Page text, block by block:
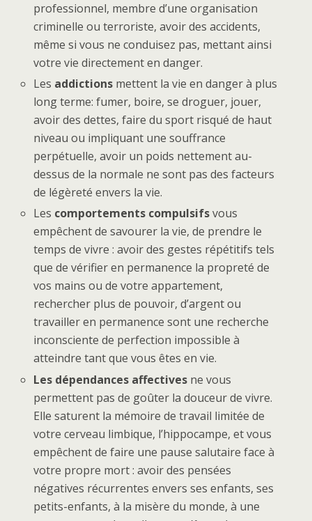
professionnel, membre d’une organisation
criminelle ou terroriste, avoir des accidents,
même si vous ne conduisez pas, mettant ainsi
votre vie directement en danger.
Les addictions mettent la vie en danger à plus
long terme: fumer, boire, se droguer, jouer,
avoir des dettes, faire du sport risqué de haut
niveau ou impliquant une souffrance
perpétuelle, avoir un poids nettement au-
dessus de la normale ne sont pas des facteurs
de légèreté envers la vie.
Les comportements compulsifsvous
empêchent de savourer la vie, de prendre le
temps de vivre : avoir des gestes répétitifs tels
que de vérifier en permanence la propreté de
vos mains ou de votre appartement,
rechercher plus de pouvoir, d’argent ou
travailler en permanence sont une recherche
inconsciente de perfection impossible à
atteindre tant que vous êtes en vie.
Les dépendances affectives ne vous
permettent pas de goûter la douceur de vivre.
Elle saturent la mémoire de travail limitée de
votre cerveau limbique, l’hippocampe, et vous
empêchent de faire une pause salutaire face à
votre propre mort : avoir des pensées
négatives récurrentes envers ses enfants, ses
petits-enfants, à la misère du monde, à une